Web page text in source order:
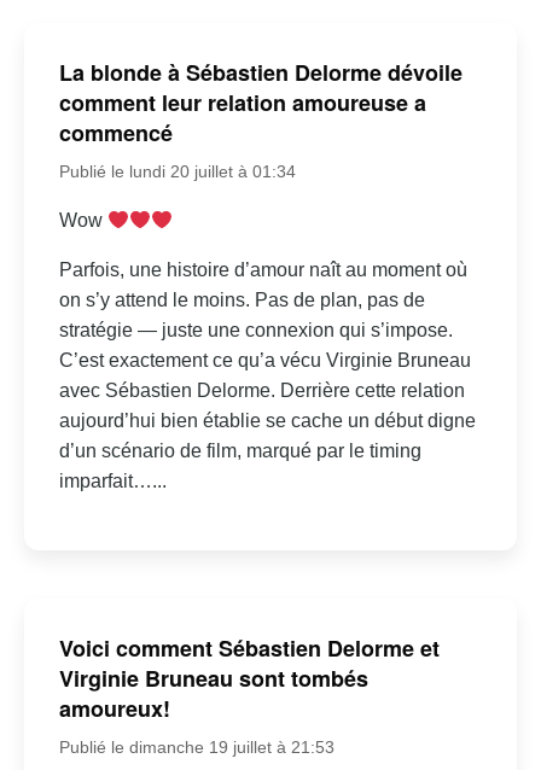
La blonde à Sébastien Delorme dévoile
comment leur relation amoureuse a
commencé
Publié le lundi 20 juillet à 01:34
Wow
Parfois, une histoire d’amour naît au moment où
on s’y attend le moins. Pas de plan, pas de
stratégie — juste une connexion qui s’impose.
C’est exactement ce qu’a vécu Virginie Bruneau
avec Sébastien Delorme. Derrière cette relation
aujourd’hui bien établie se cache un début digne
d’un scénario de film, marqué par le timing
imparfait…...
Voici comment Sébastien Delorme et
Virginie Bruneau sont tombés
amoureux!
Publié le dimanche 19 juillet à 21:53